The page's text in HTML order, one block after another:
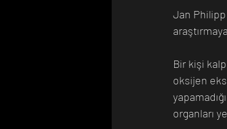
Jan Philipp
Bir kişi
oksijen
organları